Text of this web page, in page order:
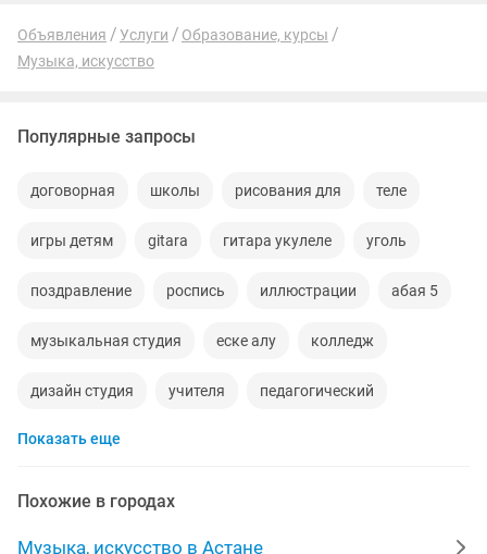
Объявления Услуги
Образование, курсы
Музыка, искусство
Популярные запросы
договорная школы рисования для теле
игры детям gitara гитара укулеле уголь
поздравление роспись иллюстрации абая 5
музыкальная студия еске алу колледж
дизайн студия учителя педагогический
видеомонтаж
aux объявления невеста
Показать еще
Похожие в городах
Музыка, искусство в Астане